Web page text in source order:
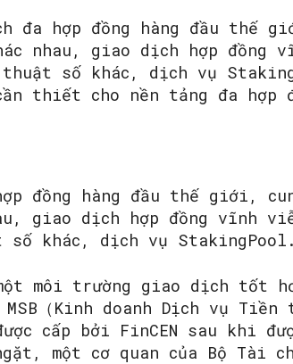
đa hợp đồng hàng đầu thế
nhau, giao dịch hợp đồng
số khác, dịch vụ
thiết cho nền tảng đa hợp
đồng hàng đầu thế giới,
giao dịch hợp đồng vĩnh
khác, dịch vụ StakingPool.
môi trường giao dịch tốt
（Kinh doanh Dịch vụ Tiền
cấp bởi FinCEN sau khi
một cơ quan của Bộ Tài